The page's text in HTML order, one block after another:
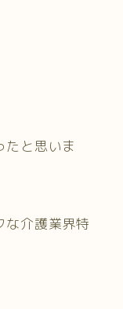
と思いま
な介護業界特